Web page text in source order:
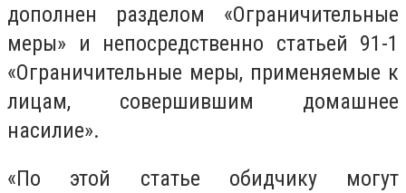
дополнен разделом «Ограничительные
меры» и непосредственно статьей 91-1
«Ограничительные меры, применяемые к
лицам, совершившим домашнее
насилие».
«По этой статье обидчику могут